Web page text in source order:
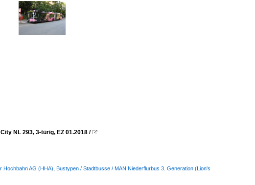
NL 293, 3-türig, EZ 01.2018 / 
Hochbahn AG (HHA) Bustypen / Stadtbusse / MAN Niederflurbus 3. Generation (Lion's